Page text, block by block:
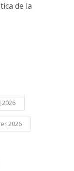
de la
2026
2026